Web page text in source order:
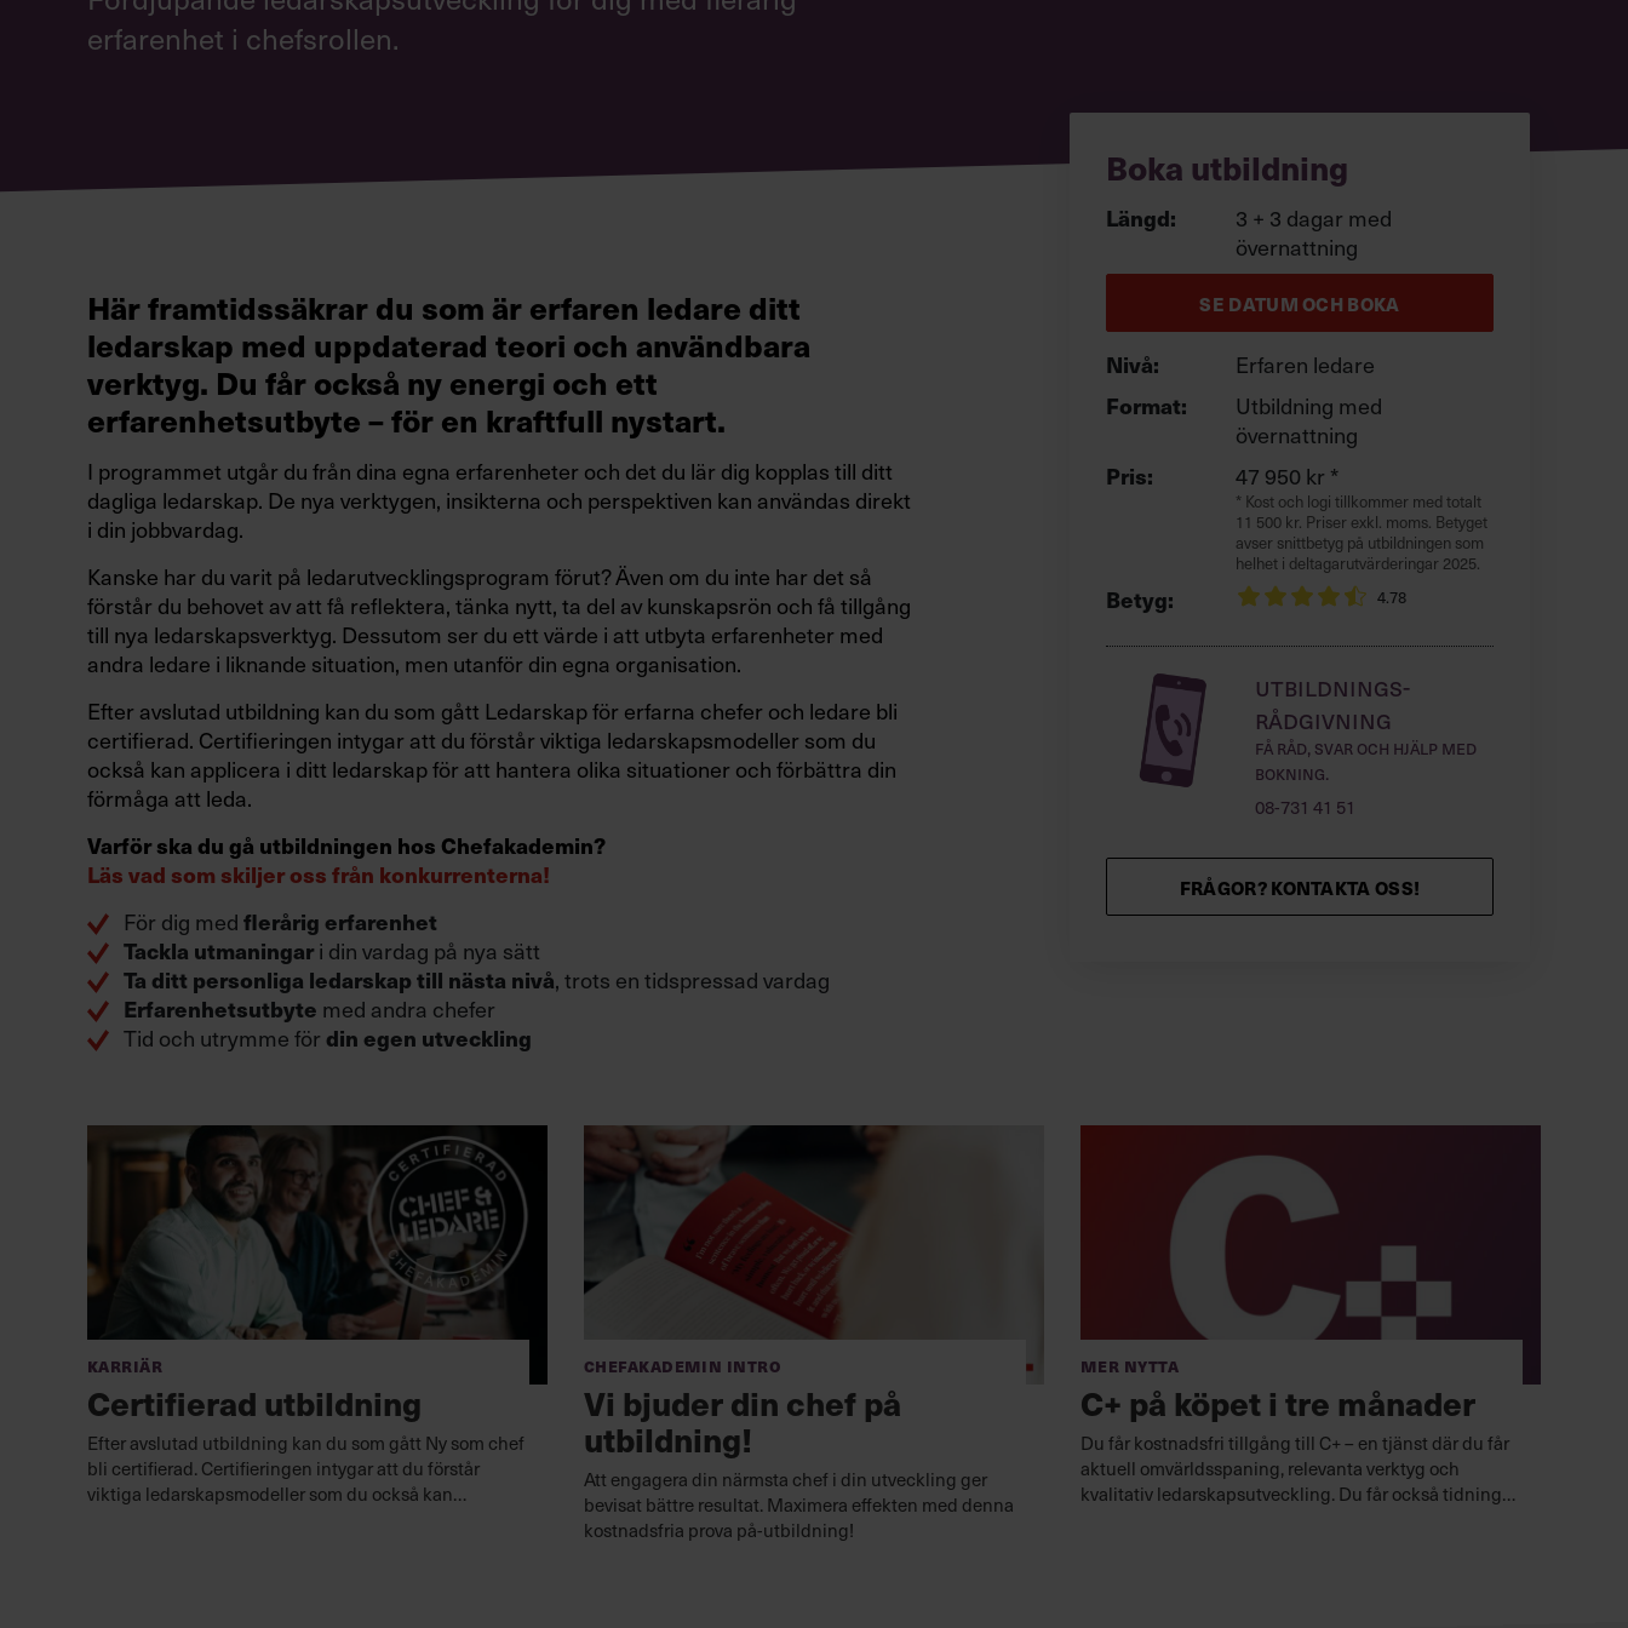
erfarenhet i chefsrollen.
Boka utbildning
Längd:
3 + 3 dagar med
övernattning
SE DATUM OCH BOKA
Nivå: Erfaren ledare
Format:
Utbildning med
övernattning
Pris: 47 950 kr *
* Kost och logi tillkommer med totalt
11 500 kr. Priser exkl. moms. Betyget
avser snittbetyg på utbildningen som
helhet i deltagarutvärderingar 2025.
Betyg: 4.78
Utbildnings-
rådgivning
Få råd, svar och hjälp med
bokning.
08-731 41 51
FRÅGOR? KONTAKTA OSS!
Här framtidssäkrar du som är erfaren ledare ditt
ledarskap med uppdaterad teori och användbara
verktyg. Du får också ny energi och ett
erfarenhetsutbyte – för en kraftfull nystart.
I programmet utgår du från dina egna erfarenheter och det du lär dig kopplas till ditt
dagliga ledarskap. De nya verktygen, insikterna och perspektiven kan användas direkt
i din jobbvardag.
Kanske har du varit på ledarutvecklingsprogram förut? Även om du inte har det så
förstår du behovet av att få reflektera, tänka nytt, ta del av kunskapsrön och få tillgång
till nya ledarskapsverktyg. Dessutom ser du ett värde i att utbyta erfarenheter med
andra ledare i liknande situation, men utanför din egna organisation.
Efter avslutad utbildning kan du som gått Ledarskap för erfarna chefer och ledare bli
certifierad. Certifieringen intygar att du förstår viktiga ledarskapsmodeller som du
också kan applicera i ditt ledarskap för att hantera olika situationer och förbättra din
förmåga att leda.
Varför ska du gå utbildningen hos Chefakademin?
Läs vad som skiljer oss från konkurrenterna!
För dig med flerårig erfarenhet
Tackla utmaningar i din vardag på nya sätt
Ta ditt personliga ledarskap till nästa nivå, trots en tidspressad vardag
Erfarenhetsutbyte med andra chefer
Tid och utrymme för din egen utveckling
Karriär
Certifierad utbildning
Efter avslutad utbildning kan du som gått Ny som chef
bli certifierad. Certifieringen intygar att du förstår
viktiga ledarskapsmodeller som du också kan
Chefakademin Intro
Vi bjuder din chef på
utbildning!
Att engagera din närmsta chef i din utveckling ger
bevisat bättre resultat. Maximera effekten med denna
kostnadsfria prova på-utbildning!
Mer nytta
C+ på köpet i tre månader
Du får kostnadsfri tillgång till C+ – en tjänst där du får
aktuell omvärldsspaning, relevanta verktyg och
kvalitativ ledarskapsutveckling. Du får också tidningen